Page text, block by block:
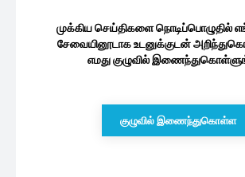
முக்கிய செய்திகளை நொடிப்பொழுதில்
சேவையினூடாக உடனுக்குடன்
எமது குழுவில்
குழுவில் இணைந்துகொள்ள